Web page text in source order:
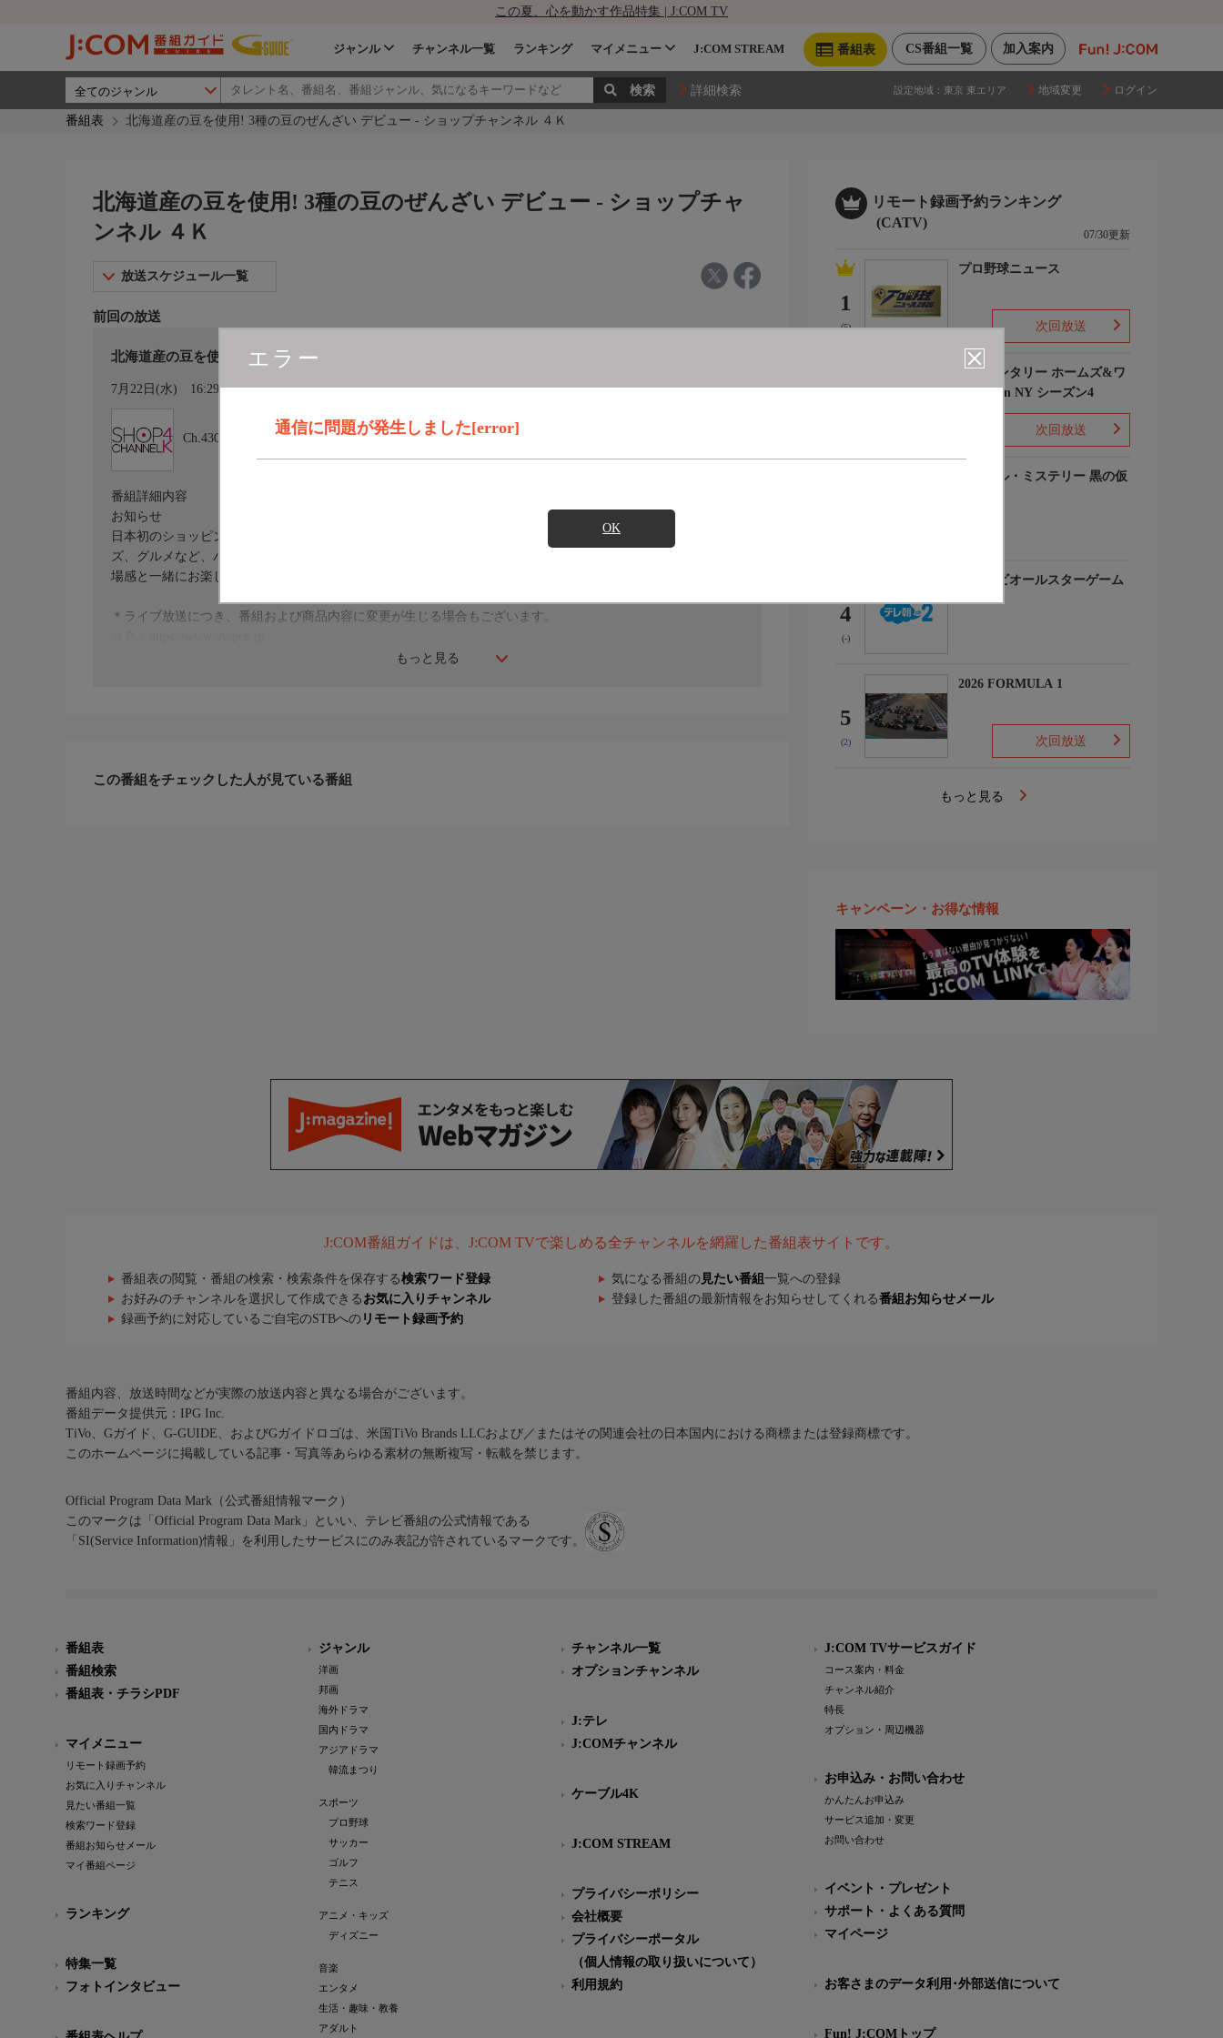
この夏、心を動かす作品特集 | J:COM TV
加入案内
CS番組一覧
番組表
ジャンル チャンネル一覧 ランキング マイメニュー J:COM STREAM
詳細検索 設定地域： 東京 東エリア 地域変更 ログイン
番組表 北海道産の豆を使用! 3種の豆のぜんざい デビュー - ショップチャンネル ４Ｋ
エラー
通信に問題が発生しました[error]
OK
北海道産の豆を使用! 3種の豆のぜんざい デビュー - ショップチャ
ンネル ４Ｋ
放送スケジュール一覧
前回の放送
北海道産の豆を使用！ ３種の豆のぜんざい デビュー
7月22日(水) 16:29〜17:00
Ch.430
ショップチャンネル ４Ｋ
もっと見る
番組詳細内容
お知らせ
日本初のショッピング専門チャンネルとして1996年にスタート。ファッション、ビューティー、ホームグッ
ズ、グルメなど、バイヤーが厳選した商品を24時間ご紹介。世界中の逸品に出会う喜びを生放送ならではの臨
場感と一緒にお楽しみください。
＊ライブ放送につき、番組および商品内容に変更が生じる場合もございます。
この番組をチェックした人が見ている番組
リモート録画予約ランキング
(CATV)
07/30更新
1
(5)
プロ野球ニュース
次回放送
エレメンタリー ホームズ&ワ
トソン in NY シーズン4
次回放送
ルーヴル・ミステリー 黒の仮
4
(-)
マイナビオールスターゲーム
2026
5
(2)
2026 FORMULA 1
次回放送
もっと見る
キャンペーン・お得な情報
J:COM番組ガイドは、J:COM TVで楽しめる全チャンネルを網羅した番組表サイトです。
番組表の閲覧・番組の検索・検索条件を保存する検索ワード登録 気になる番組の 見たい番組 一覧への登録
お好みのチャンネルを選択して作成できる お気に入りチャンネル 登録した番組の最新情報をお知らせしてくれる番組お知らせメール
録画予約に対応しているご自宅のSTBへの リモート録画予約
番組内容、放送時間などが実際の放送内容と異なる場合がございます。
番組データ提供元：IPG Inc.
TiVo、Gガイド、G-GUIDE、およびGガイドロゴは、米国TiVo Brands LLCおよび／またはその関連会社の日本国内における商標または登録商標です。
このホームページに掲載している記事・写真等あらゆる素材の無断複写・転載を禁じます。
Official Program Data Mark（公式番組情報マーク）
このマークは「Official Program Data Mark」といい、テレビ番組の公式情報である
「SI(Service Information)情報」を利用したサービスにのみ表記が許されているマークです。
番組表
番組検索
番組表・チラシPDF
マイメニュー
リモート録画予約
お気に入りチャンネル
見たい番組一覧
検索ワード登録
番組お知らせメール
マイ番組ページ
ランキング
特集一覧
フォトインタビュー
ジャンル
洋画
邦画
海外ドラマ
国内ドラマ
アジアドラマ
韓流まつり
スポーツ
プロ野球
サッカー
ゴルフ
テニス
アニメ・キッズ
ディズニー
音楽
エンタメ
生活・趣味・教養
アダルト
チャンネル一覧
オプションチャンネル
J:テレ
J:COMチャンネル
ケーブル4K
J:COM STREAM
プライバシーポリシー
会社概要
プライバシーポータル
（個人情報の取り扱いについて）
利用規約
J:COM TVサービスガイド
コース案内・料金
チャンネル紹介
特長
オプション・周辺機器
お申込み・お問い合わせ
かんたんお申込み
サービス追加・変更
お問い合わせ
イベント・プレゼント
サポート・よくある質問
マイページ
お客さまのデータ利用･外部送信について
Fun! J:COMトップ